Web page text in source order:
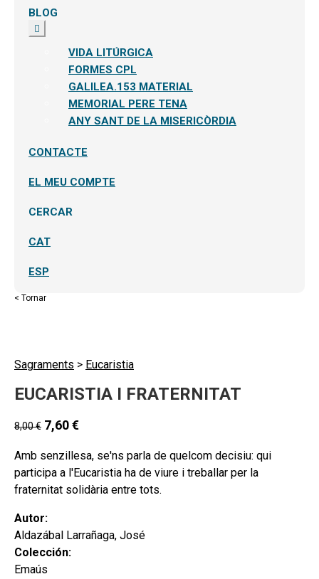
BLOG
Expandeix
el
secundariVIDA LITÚRGICA
FORMES CPL
GALILEA.153 MATERIAL
MEMORIAL PERE TENA
ANY SANT DE LA MISERICÒRDIA
CONTACTE
EL MEU COMPTE
CERCAR
CAT
ESP
< Tornar
Sagraments > Eucaristia
EUCARISTIA I FRATERNITAT
8,00€ 7,60€
Amb senzillesa, se'ns parla de quelcom decisiu: qui
participa a l'Eucaristia ha de viure i treballar per la
fraternitat solidària entre tots.
Autor:
Aldazábal Larrañaga, José
Colección:
Emaús